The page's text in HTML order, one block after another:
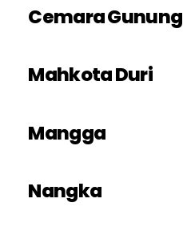
Cemara Gunung
Mahkota Duri
Mangga
Nangka